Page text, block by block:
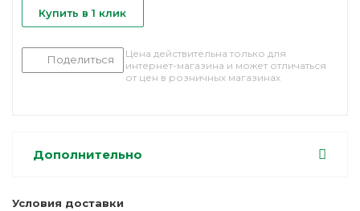
Купить в 1 клик
Поделиться
Цена действительна только для
интернет-магазина и может отличаться
от цен в розничных магазинах
Дополнительно
Условия доставки